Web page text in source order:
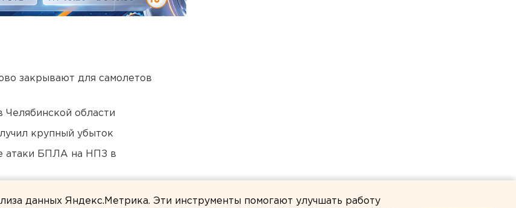
закрывают для самолетов
Челябинской области
крупный убыток
атаки БПЛА на НПЗ в
данных Яндекс.Метрика. Эти инструменты помогают улучшать работу